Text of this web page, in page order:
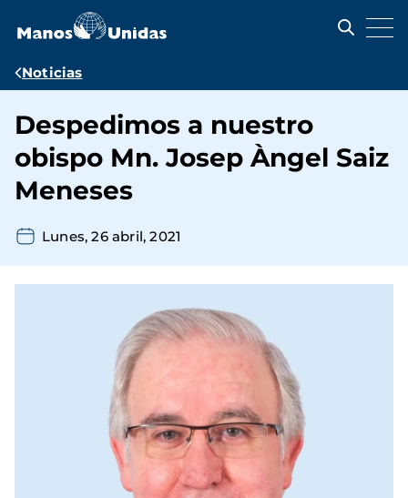
contenido
Ruta
navegación
Noticias
Despedimos a nuestro
obispo Mn. Josep Àngel Saiz
Meneses
Lunes, 26 abril, 2021